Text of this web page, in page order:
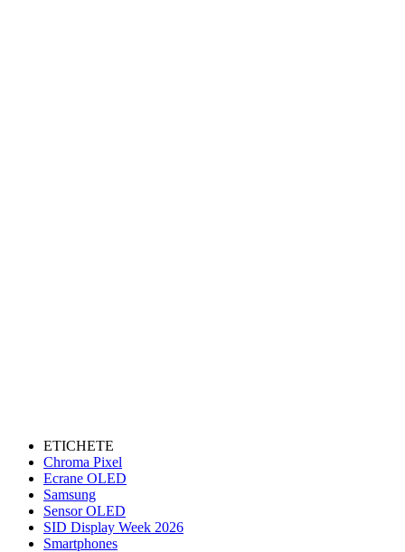
ETICHETE
Chroma Pixel
Ecrane OLED
Samsung
Sensor OLED
SID Display Week 2026
Smartphones